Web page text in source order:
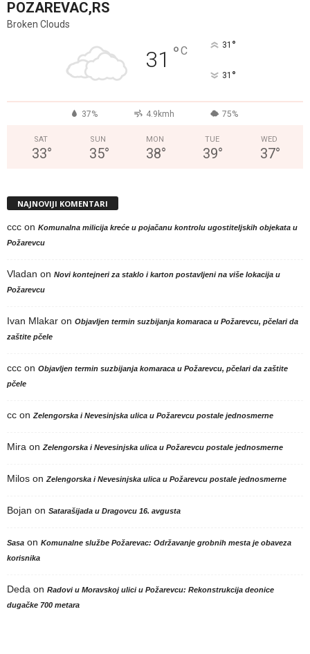
POZAREVAC,RS
Broken Clouds
31 °C 31 °
31 °
37% 4.9kmh 75%
SAT
33°
SUN
35°
MON
38°
TUE
39°
WED
37°
NAJNOVIJI KOMENTARI
ccc on Komunalna milicija kreće u pojačanu kontrolu ugostiteljskih objekata u
Požarevcu
Vladan on Novi kontejneri za staklo i karton postavljeni na više lokacija u
Požarevcu
Ivan Mlakar on Objavljen termin suzbijanja komaraca u Požarevcu, pčelari da
zaštite pčele
ccc on Objavljen termin suzbijanja komaraca u Požarevcu, pčelari da zaštite
pčele
cc on Zelengorska i Nevesinjska ulica u Požarevcu postale jednosmerne
Mira on Zelengorska i Nevesinjska ulica u Požarevcu postale jednosmerne
Milos on Zelengorska i Nevesinjska ulica u Požarevcu postale jednosmerne
Bojan on Satarašijada u Dragovcu 16. avgusta
Sasa on Komunalne službe Požarevac: Održavanje grobnih mesta je obaveza
korisnika
Deda on Radovi u Moravskoj ulici u Požarevcu: Rekonstrukcija deonice
dugačke 700 metara